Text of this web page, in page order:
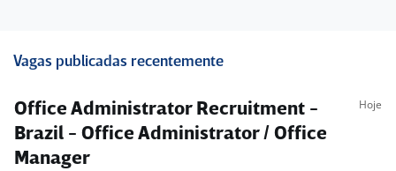
Vagas publicadas recentemente
Office Administrator Recruitment -
Brazil - Office Administrator / Office
Manager
Hoje